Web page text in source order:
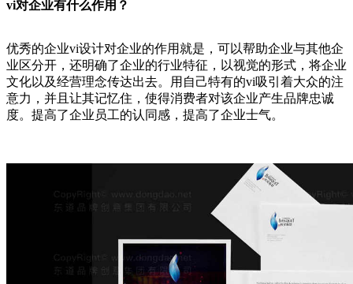
vi对企业有什么作用？
优秀的企业vi设计对企业的作用就是，可以帮助企业与其他企
业区分开，还明确了企业的行业特征，以视觉的形式，将企业
文化以及经营理念传达出去。用自己特有的vi吸引着大众的注
意力，并且让其记忆住，使得消费者对该企业产生品牌忠诚
度。提高了企业员工的认同感，提高了企业士气。